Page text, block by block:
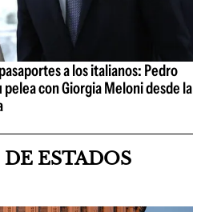
a los italianos: Pedro
con Giorgia Meloni desde la
ESTADOS